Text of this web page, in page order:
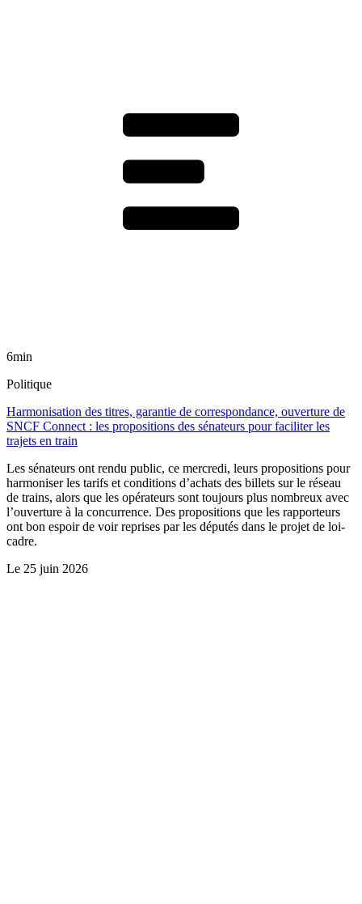
6min
Politique
Harmonisation des titres, garantie de correspondance, ouverture de
SNCF Connect : les propositions des sénateurs pour faciliter les
trajets en train
Les sénateurs ont rendu public, ce mercredi, leurs propositions pour
harmoniser les tarifs et conditions d’achats des billets sur le réseau
de trains, alors que les opérateurs sont toujours plus nombreux avec
l’ouverture à la concurrence. Des propositions que les rapporteurs
ont bon espoir de voir reprises par les députés dans le projet de loi-
cadre.
Le 25 juin 2026